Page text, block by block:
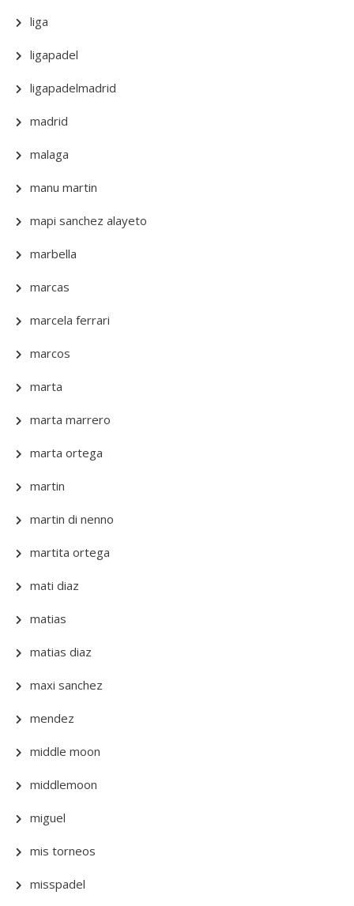
liga
ligapadel
ligapadelmadrid
madrid
malaga
manu martin
mapi sanchez alayeto
marbella
marcas
marcela ferrari
marcos
marta
marta marrero
marta ortega
martin
martin di nenno
martita ortega
mati diaz
matias
matias diaz
maxi sanchez
mendez
middle moon
middlemoon
miguel
mis torneos
misspadel